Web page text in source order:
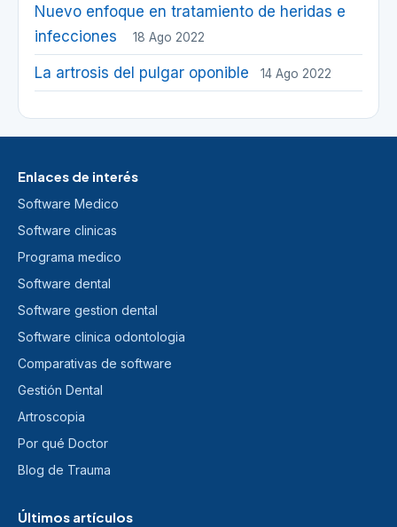
Nuevo enfoque en tratamiento de heridas e
infecciones
18 Ago 2022
La artrosis del pulgar oponible 14 Ago 2022
Enlaces de interés
Software Medico
Software clinicas
Programa medico
Software dental
Software gestion dental
Software clinica odontologia
Comparativas de software
Gestión Dental
Artroscopia
Por qué Doctor
Blog de Trauma
Últimos artículos